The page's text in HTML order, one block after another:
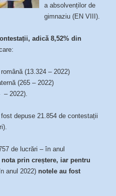
a absolvenților de
gimnaziu (EN VIII).
adică 8,52% din
(13.324 – 2022)
(265 – 2022)
– 2022).
depuse 21.854 de contestații
de lucrări – în anul
prin creștere, iar pentru
anul 2022) notele au fost